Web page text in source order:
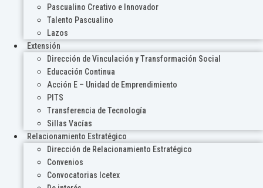
Pascualino Creativo e Innovador
Talento Pascualino
Lazos
Extensión
Dirección de Vinculación y Transformación Social
Educación Continua
Acción E – Unidad de Emprendimiento
PITS
Transferencia de Tecnología
Sillas Vacías
Relacionamiento Estratégico
Dirección de Relacionamiento Estratégico
Convenios
Convocatorias Icetex